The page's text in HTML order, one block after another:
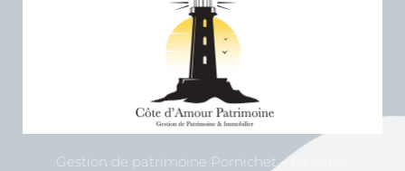
Gestion de patrimoine Pornichet – La baule